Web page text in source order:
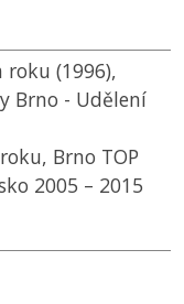
(1996),
Brno - Udělení
Brno TOP
2005 – 2015